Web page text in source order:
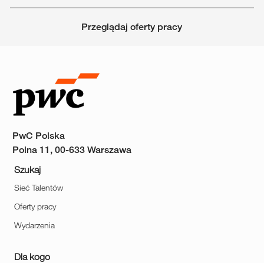
Przeglądaj oferty pracy
PwC Polska
Polna 11, 00-633 Warszawa
Szukaj
Sieć Talentów
Oferty pracy
Wydarzenia
Dla kogo